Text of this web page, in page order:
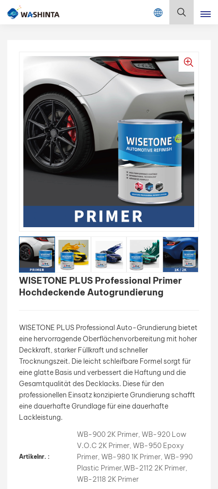
Mix Color Online
English
Deutsch
Русский
Español
Português
日本語
한국어
فارسی
中文
WISETONE PLUS Professional Primer
Hochdeckende Autogrundierung
WISETONE PLUS Professional Auto-Grundierung bietet
eine hervorragende Oberflächenvorbereitung mit hoher
Deckkraft, starker Füllkraft und schneller
Trocknungszeit. Die leicht schleifbare Formel sorgt für
eine glatte Basis und verbessert die Haftung und die
Gesamtqualität des Decklacks. Diese für den
professionellen Einsatz konzipierte Grundierung schafft
eine dauerhafte Grundlage für eine dauerhafte
Lackleistung.
Artikelnr. :
WB-900 2K Primer, WB-920 Low
V.O.C 2K Primer, WB-950 Epoxy
Primer, WB-980 1K Primer, WB-990
Plastic Primer,WB-2112 2K Primer,
WB-2118 2K Primer